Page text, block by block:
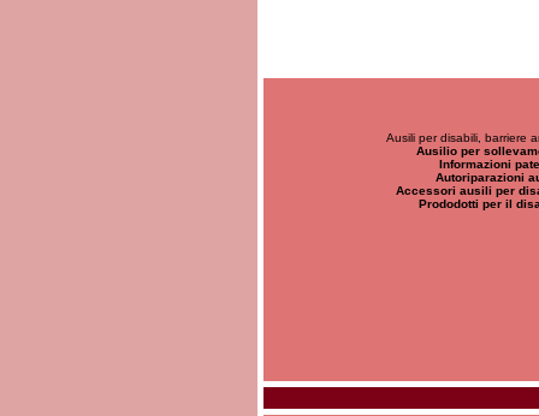
Ausili per disabili, barriere
Ausilio per
Informazioni
Autoriparazioni
Accessori ausili per
Prododotti per il